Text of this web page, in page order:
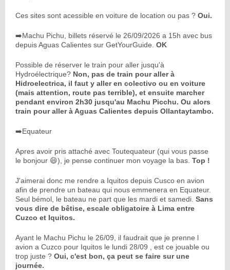
Ces sites sont acessible en voiture de location ou pas ? Oui.
➡️Machu Pichu, billets réservé le 26/09/2026 a 15h avec bus
depuis Aguas Calientes sur GetYourGuide. OK
Possible de réserver le train pour aller jusqu'à
Hydroélectrique? Non, pas de train pour aller à
Hidroelectrica, il faut y aller en colectivo ou en voiture
(mais attention, route pas terrible), et ensuite marcher
pendant environ 2h30 jusqu'au Machu Picchu. Ou alors
train pour aller à Aguas Calientes depuis Ollantaytambo.
➡️Equateur
Apres avoir pris attaché avec Toutequateur (qui vous passe
le bonjour 😄), je pense continuer mon voyage la bas. Top !
J'aimerai donc me rendre a Iquitos depuis Cusco en avion
afin de prendre un bateau qui nous emmenera en Equateur.
Seul bémol, le bateau ne part que les mardi et samedi. Sans
vous dire de bêtise, escale obligatoire à Lima entre
Cuzco et Iquitos.
Ayant le Machu Pichu le 26/09, il faudrait que je prenne l
avion a Cuzco pour Iquitos le lundi 28/09 , est ce jouable ou
trop juste ? Oui, c'est bon, ça peut se faire sur une
journée.